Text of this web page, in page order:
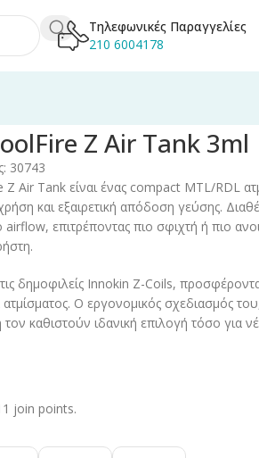
Τηλεφωνικές Παραγγελίες
210 6004178
Z Air Tank 3ml
30743
Air Tank είναι ένας compact MTL/RDL
και εξαιρετική απόδοση γεύσης.
airflow, επιτρέποντας πιο σφιχτή ή πιο
τις δημοφιλείς Innokin Z-Coils,
ατμίσματος. Ο εργονομικός σχεδιασμός
καθιστούν ιδανική επιλογή τόσο για
join points.